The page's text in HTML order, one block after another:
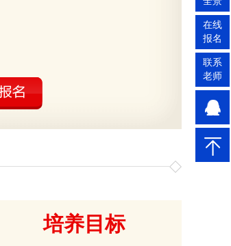
培养目标
在线
报名
联系
老师